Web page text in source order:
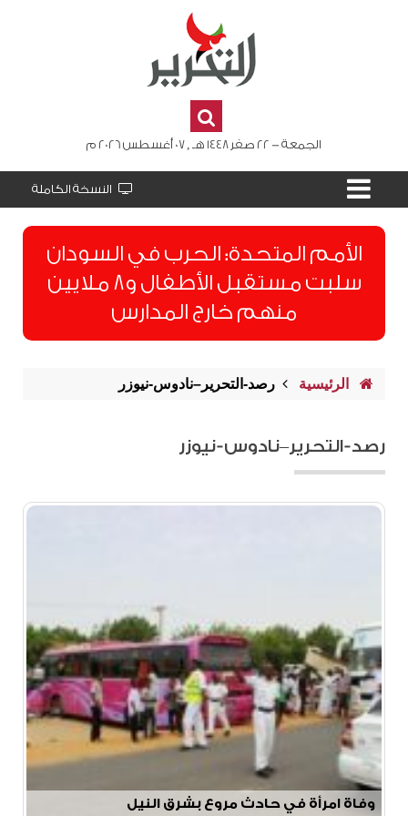
الجمعة - 22 صفر 1448 هـ , 07 أغسطس 2026 م
النسخة الكاملة
الأمم المتحدة: الحرب في السودان
سلبت مستقبل الأطفال و8 ملايين
منهم خارج المدارس
الرئيسية رصد-التحرير–نادوس-نيوزر
رصد-التحرير–نادوس-نيوزر
وفاة امرأة في حادث مروع بشرق النيل